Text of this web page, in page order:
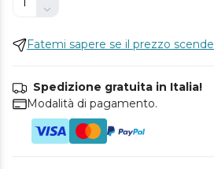
Fatemi sapere se il prezzo scende
Spedizione gratuita in Italia!
Modalità di pagamento.